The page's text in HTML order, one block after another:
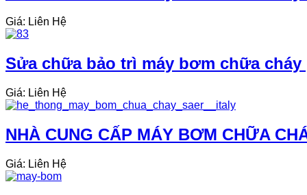
Giá: Liên Hệ
Sửa chữa bảo trì máy bơm chữa
Giá: Liên Hệ
NHÀ CUNG CẤP MÁY BƠM CHỮA
Giá: Liên Hệ